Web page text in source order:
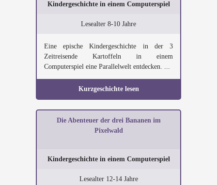
Kindergeschichte in einem Computerspiel
Lesealter 8-10 Jahre
Eine epische Kindergeschichte in der 3
Zeitreisende Kartoffeln in einem
Computerspiel eine Parallelwelt entdecken. ...
Kurzgeschichte lesen
Die Abenteuer der drei Bananen im
Pixelwald
Kindergeschichte in einem Computerspiel
Lesealter 12-14 Jahre